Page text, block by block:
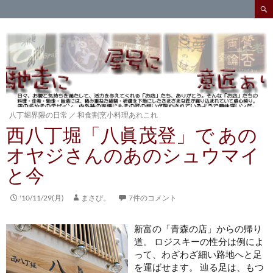
索
ン
テ
ン
ツ
へ
キ
ッ
プ
八丁堀界隈の日常 ／ 和食割烹小料理あれこれ
西八丁堀「八眞茂登」で あの
オヤジさんのあのシュウマイ
と今
'10/11/29(月) まさぴ。 7件のコメント
新富の「青森の店」からの帰り
道。 ロジスキーの性分は例によ
って、わざわざ細い路地へと足
を運ばせます。 辿る足は、もつ